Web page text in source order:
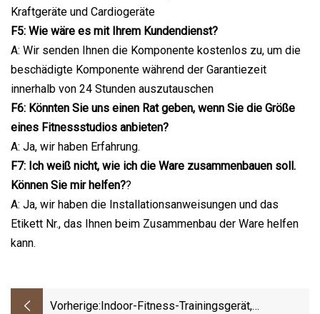
Kraftgeräte und Cardiogeräte
F5: Wie wäre es mit Ihrem Kundendienst?
A: Wir senden Ihnen die Komponente kostenlos zu, um die
beschädigte Komponente während der Garantiezeit
innerhalb von 24 Stunden auszutauschen
F6: Könnten Sie uns einen Rat geben, wenn Sie die Größe
eines Fitnessstudios anbieten?
A: Ja, wir haben Erfahrung.
F7: Ich weiß nicht, wie ich die Ware zusammenbauen soll.
Können Sie mir helfen??
A: Ja, wir haben die Installationsanweisungen und das
Etikett Nr., das Ihnen beim Zusammenbau der Ware helfen
kann.
Vorherige: Indoor-Fitness-Trainingsgerät,